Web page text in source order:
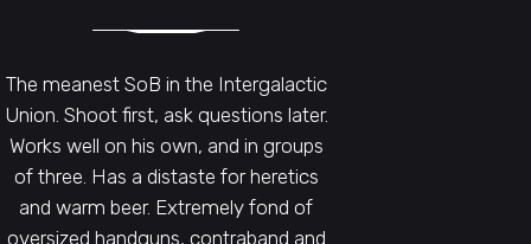
The meanest SoB in the Intergalactic
Union. Shoot first, ask questions later.
Works well on his own, and in groups
of three. Has a distaste for heretics
and warm beer. Extremely fond of
oversized handguns, contraband and